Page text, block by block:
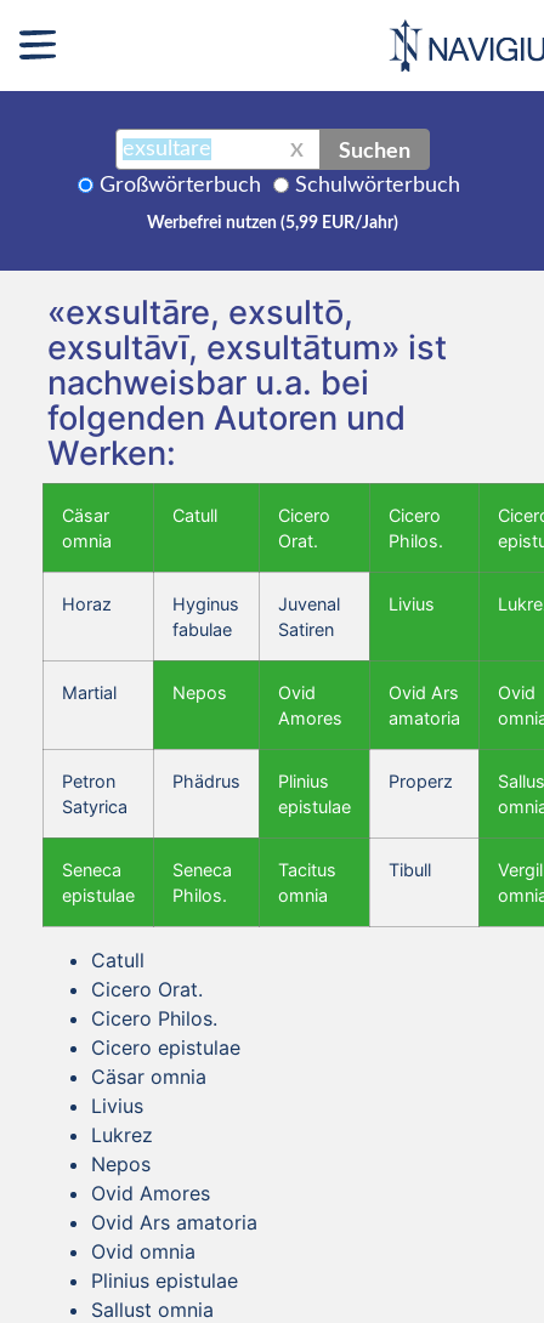
X Suchen
Großwörterbuch Schulwörterbuch
Werbefrei nutzen (5,99 EUR/Jahr)
«exsultāre, exsultō,
exsultāvī, exsultātum» ist
nachweisbar u.a. bei
folgenden Autoren und
Werken:
Cäsar
omnia
Catull
Cicero
Orat.
Cicero
Philos.
Horaz
Hyginus
fabulae
Juvenal
Satiren
Livius
Martial Nepos
Ovid
Amores
Ovid Ars
amatoria
Ovid
Petron
Satyrica
Phädrus
Plinius
epistulae
Properz
Seneca
epistulae
Seneca
Philos.
Tacitus
omnia
Tibull
Vergil
Catull
Cicero Orat.
Cicero Philos.
Cicero epistulae
Cäsar omnia
Livius
Lukrez
Nepos
Ovid Amores
Ovid Ars amatoria
Ovid omnia
Plinius epistulae
Sallust omnia